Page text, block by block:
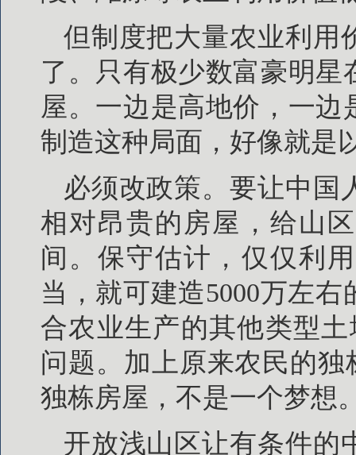
但制度把大量农业利用
了。只有极少数富豪明
屋。一边是高地价，一
制造这种局面，好像就是
必须改政策。要让中国
相对昂贵的房屋，给山
间。保守估计，仅仅利
当，就可建造5000万左
合农业生产的其他类型
问题。加上原来农民的
独栋房屋，不是一个梦想
开放浅山区让有条件的